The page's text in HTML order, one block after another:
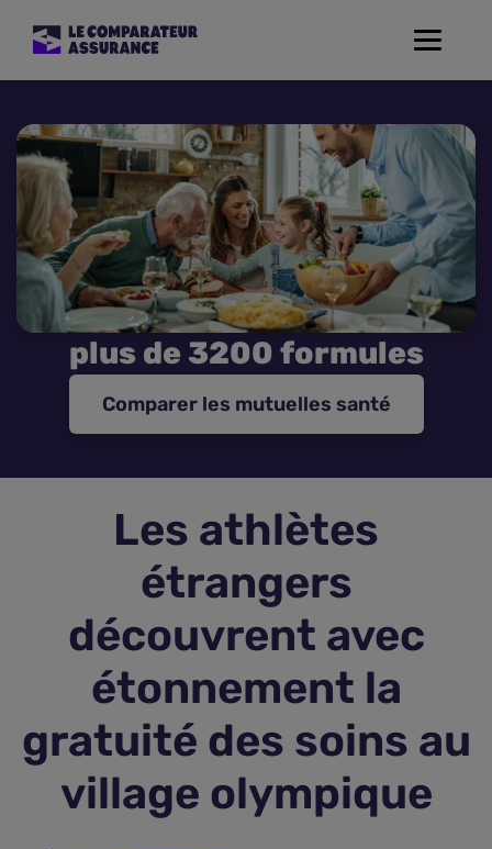
Toggle
Mutuelle Santé
Assurance Moto
Assurance Habitation
Assurance de prêt
Assurance Animaux
Assurance vie
Plus d'assurances
plus de 3200 formules
Comparer les mutuelles santé
Les athlètes
étrangers
découvrent avec
étonnement la
gratuité des soins au
village olympique